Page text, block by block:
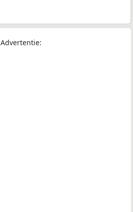
Advertentie: